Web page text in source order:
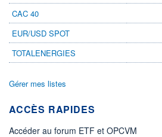
CAC 40
EUR/USD SPOT
TOTALENERGIES
Gérer mes listes
ACCÈS RAPIDES
Accéder au forum ETF et OPCVM